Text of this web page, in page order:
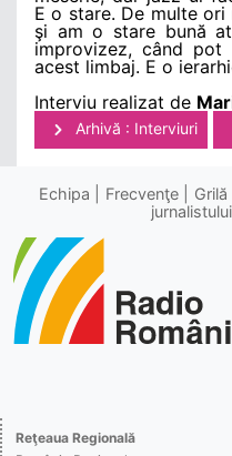
E o stare. De multe
şi am o stare bună
improvizez, când
acest limbaj. E o
Interviu realizat de
Arhivă : Interviuri
Echipa Frecvenţe
Reţeaua Regională